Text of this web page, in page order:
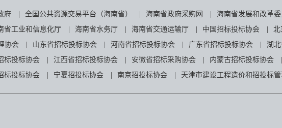
府 全国公共资源交易平台（海南省） 海南省政府采购网 海南省发展和改革
省工业和信息化厅 海南省水务厅 海南省交通运输厅 中国招标投标协会 北
协会
山东省招标投标协会 河南省招标投标协会 广东省招标投标协会 湖
标投标协会 江西省招标投标协会 安徽省招标采购协会 内蒙古招标投标协会
标投标协会 宁夏招投标协会 南京招投标协会 天津市建设工程造价和招投标